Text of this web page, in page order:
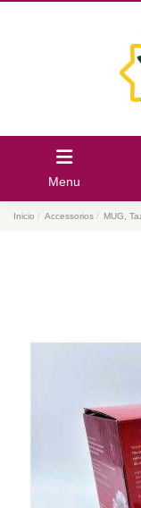
Menu
Inicio Accessorios MUG,